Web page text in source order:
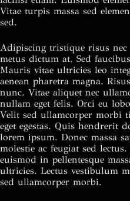
Vitae turpis massa sed
sed.
Adipiscing tristique risus
metus dictum at. Sed
Mauris vitae ultricies leo
aenean pharetra magna.
nunc. Vitae aliquet nec
nullam eget felis. Orci eu
Velit sed ullamcorper morbi
eget egestas. Quis hendrerit
lorem ipsum. Donec massa
molestie ac feugiat sed
euismod in pellentesque
ultricies. Lectus vestibulum
sed ullamcorper morbi.